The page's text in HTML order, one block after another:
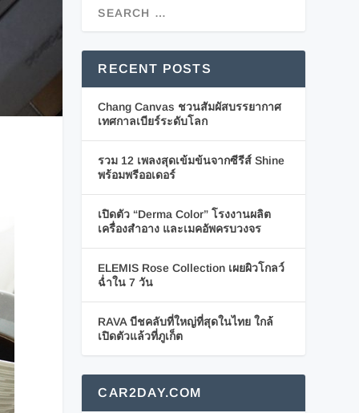
RECENT POSTS
Chang Canvas ชวนสัมผัสบรรยากาศ
เทศกาลเบียร์ระดับโลก
รวม 12 เพลงสุดเข้มข้นจากซีรีส์ Shine
พร้อมพรีออเดอร์
เปิดตัว “Derma Color” โรงงานผลิต
เครื่องสำอาง และเมคอัพครบวงจร
ELEMIS Rose Collection เผยผิวโกลว์
ฉ่ำใน 7 วัน
RAVA บีชคลับที่ใหญ่ที่สุดในไทย ใกล้
เปิดตัวแล้วที่ภูเก็ต
CAR2DAY.COM